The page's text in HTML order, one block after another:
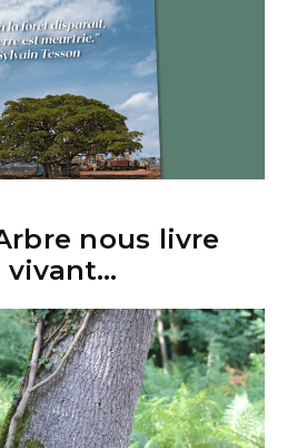
nous livre
vivant…